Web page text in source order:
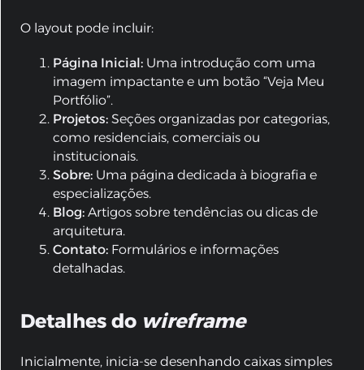
O layout pode incluir:
Página Inicial: Uma introdução com uma
imagem impactante e um botão “Veja Meu
Portfólio”.
Projetos: Seções organizadas por categorias,
como residenciais, comerciais ou
institucionais.
Sobre: Uma página dedicada à biografia e
especializações.
Blog: Artigos sobre tendências ou dicas de
arquitetura.
Contato: Formulários e informações
detalhadas.
Detalhes do wireframe
Inicialmente, inicia-se desenhando caixas simples